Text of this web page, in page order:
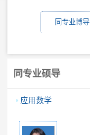
同专业博导
同专业硕导
应用数学